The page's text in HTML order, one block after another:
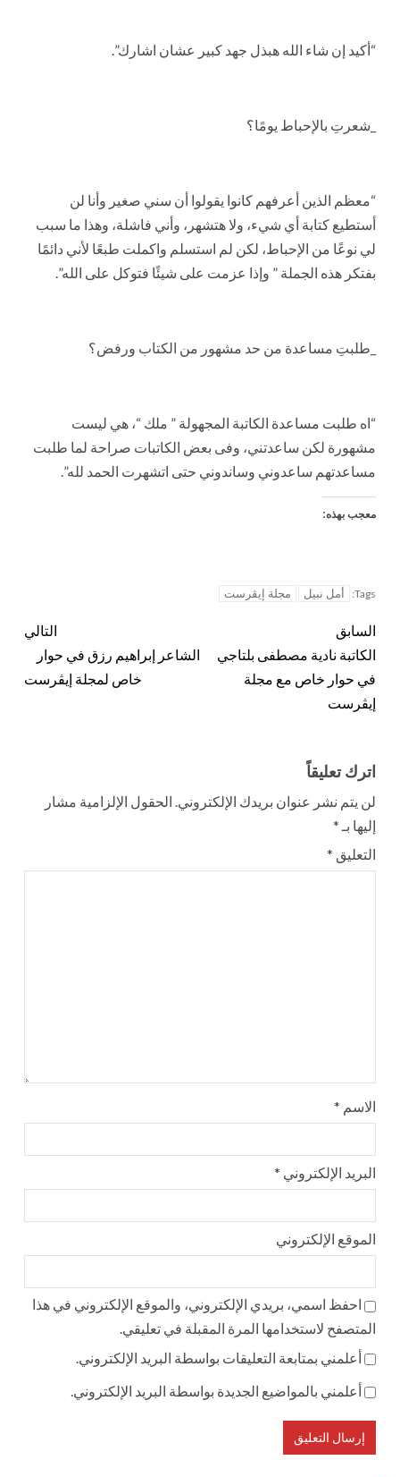
“أكيد إن شاء الله هبذل جهد كبير عشان اشارك”.
_شعرتِ بالإحباط يومًا؟
“معظم الذين أعرفهم كانوا يقولوا أن سني صغير وأنا لن
أستطيع كتابة أي شيء، ولا هتشهر، وأني فاشلة، وهذا ما سبب
لي نوعًا من الإحباط، لكن لم استسلم واكملت طبعًا لأني دائمًا
بفتكر هذه الجملة ” وإذا عزمت على شيئًا فتوكل على الله”.
_طلبتِ مساعدة من حد مشهور من الكتاب ورفض؟
“اه طلبت مساعدة الكاتبة المجهولة ” ملك “، هي ليست
مشهورة لكن ساعدتني، وفى بعض الكاتبات صراحة لما طلبت
مساعدتهم ساعدوني وساندوني حتى اتشهرت الحمد لله”.
معجب بهذه:
Tags: أمل نبيل مجلة إيڤرست
السابق
الكاتبة نادية مصطفى بلتاجي
في حوار خاص مع مجلة
إيڤرست
التالي
الشاعر إبراهيم رزق في حوار
خاص لمجلة إيڤرست
اترك تعليقاً
لن يتم نشر عنوان بريدك الإلكتروني. الحقول الإلزامية مشار
إليها بـ *
التعليق *
الاسم *
البريد الإلكتروني *
الموقع الإلكتروني
احفظ اسمي، بريدي الإلكتروني، والموقع الإلكتروني في هذا
المتصفح لاستخدامها المرة المقبلة في تعليقي.
أعلمني بمتابعة التعليقات بواسطة البريد الإلكتروني.
أعلمني بالمواضيع الجديدة بواسطة البريد الإلكتروني.